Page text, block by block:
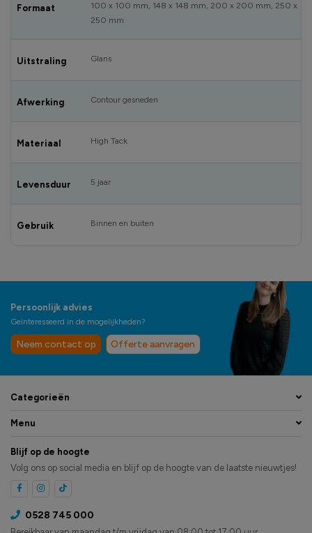
Formaat
100 x 100 mm, 148 x 148 mm, 200 x 200 mm, 250 x
250 mm
Uitstraling Glans
Afwerking Contour gesneden
Materiaal High Tack
Levensduur 5 jaar
Gebruik Binnen en buiten
Persoonlijk advies
Geïnteresseerd in de mogelijkheden?
Neem contact op Offerte aanvragen
Categorieën
Menu
Blijf op de hoogte
Volg ons op social media en blijf op de hoogte van de laatste nieuwtjes!
0528 745 000